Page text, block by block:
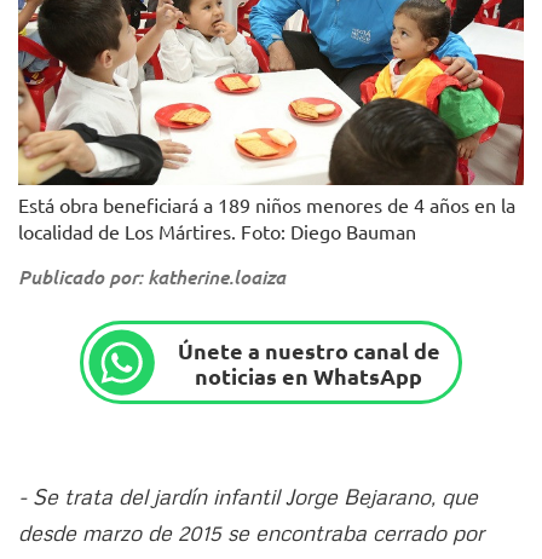
Está obra beneficiará a 189 niños menores de 4 años en la
localidad de Los Mártires. Foto: Diego Bauman
Publicado por: katherine.loaiza
Únete a nuestro canal de
noticias en WhatsApp
- Se trata del jardín infantil Jorge Bejarano, que
desde marzo de 2015 se encontraba cerrado por